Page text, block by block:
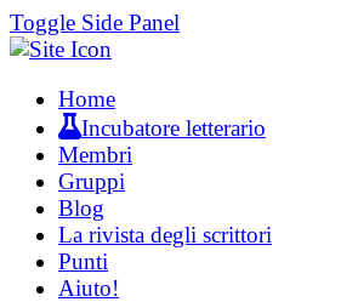
Toggle Side Panel
Home
Incubatore letterario
Membri
Gruppi
Blog
La rivista degli scrittori
Punti
Aiuto!